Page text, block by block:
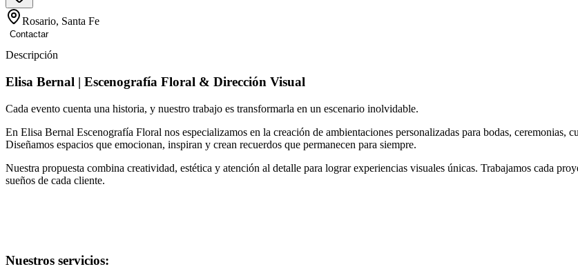
Rosario, Santa Fe
Contactar
Descripción
Elisa Bernal | Escenografía Floral & Dirección Visual
Cada evento cuenta una historia, y nuestro trabajo es transformarla en un escenario inolvidable.
En Elisa Bernal Escenografía Floral nos especializamos en la creación de ambientaciones personalizadas para bodas, ceremonias,
Diseñamos espacios que emocionan, inspiran y crean recuerdos que permanecen para siempre.
Nuestra propuesta combina creatividad, estética y atención al detalle para lograr experiencias visuales únicas. Trabajamos cada
sueños de cada cliente.
Nuestros servicios: